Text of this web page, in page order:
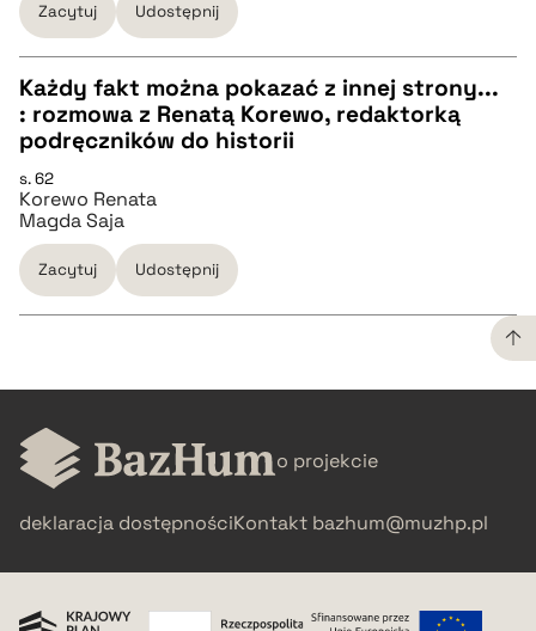
BIBTEX
pobierz cytat
Zacytuj Udostępnij
CZYSTY TEKST
pobierz cytat
BIBTEX
Każdy fakt można pokazać z innej strony...
: rozmowa z Renatą Korewo, redaktorką
podręczników do historii
s. 62
Korewo Renata
Magda Saja
Zacytuj Udostępnij
CZYSTY TEKST
pobierz cytat
BIBTEX
o projekcie
deklaracja dostępnościKontakt bazhum@muzhp.pl